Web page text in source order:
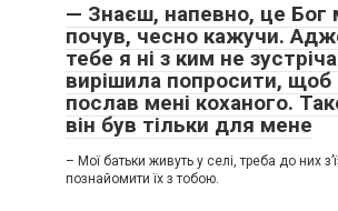
— Знаєш, напевно, це Бог
почув, чесно кажучи.
тебе я ні з ким не
вирішила попросити, щоб
послав мені коханого.
він був тільки для мене
– Мої батьки живуть у селі, треба до них
познайомити їх з тобою.